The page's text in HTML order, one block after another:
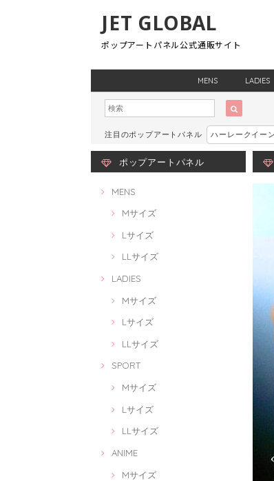
JET GLOBAL
ポップアートパネル公式通販サイト
MENS LADIES
注目のポップアートパネル ハーレークイーン
ポップアートパネル
MENS
Mサイズ
Lサイズ
LLサイズ
LADIES
Mサイズ
Lサイズ
LLサイズ
SPORT
Mサイズ
Lサイズ
LLサイズ
ANIME
Mサイズ